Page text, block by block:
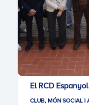
El RCD
CLUB, MÓN SOCIAL I